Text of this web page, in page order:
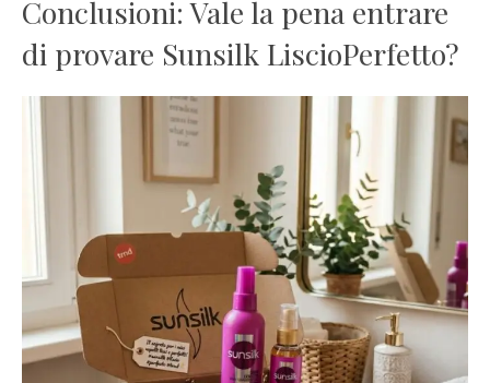
Conclusioni: Vale la pena entrare
di provare Sunsilk LiscioPerfetto?